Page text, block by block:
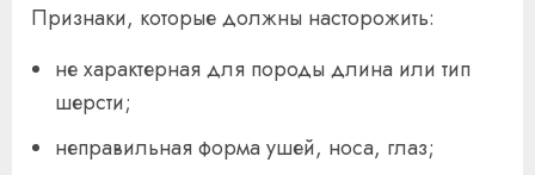
Признаки, которые должны насторожить:
не характерная для породы длина или тип
шерсти;
неправильная форма ушей, носа, глаз;